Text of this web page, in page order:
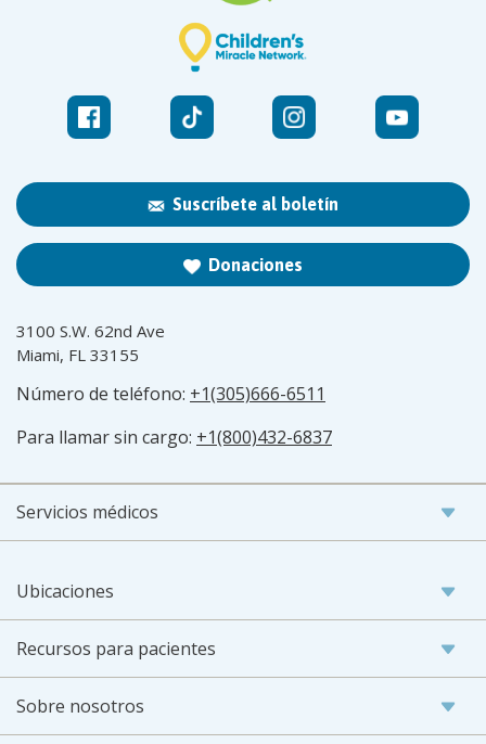
Suscríbete al boletín
Donaciones
3100 S.W. 62nd Ave
Miami, FL 33155
Número de teléfono: +1(305)666-6511
Para llamar sin cargo: +1(800)432-6837
Servicios médicos
Ubicaciones
Recursos para pacientes
Sobre nosotros